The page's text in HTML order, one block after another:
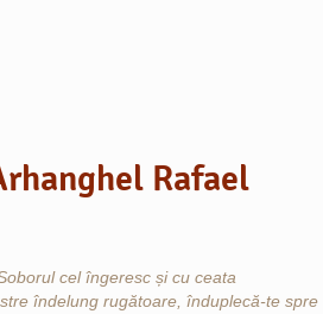
Rafael
cel îngeresc și cu ceata
îndelung rugătoare, înduplecă-te spre